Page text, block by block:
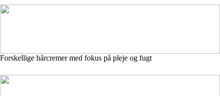
Forskellige hårcremer med fokus på pleje og fugt